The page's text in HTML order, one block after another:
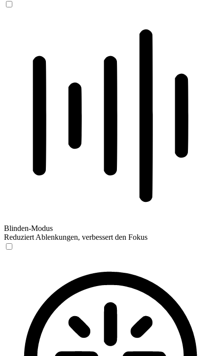
Blinden-Modus
Reduziert Ablenkungen, verbessert den Fokus